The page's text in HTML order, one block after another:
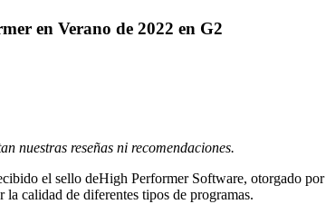
en Verano de 2022 en G2
nuestras reseñas ni recomendaciones.
el sello deHigh Performer Software, otorgado por
calidad de diferentes tipos de programas.